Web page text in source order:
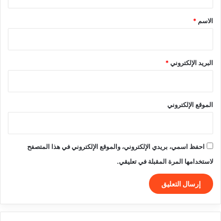
*
الاسم *
البريد الإلكتروني*
الموقع الإلكتروني
احفظ اسمي، بريدي الإلكتروني، والموقع الإلكتروني في هذا المتصفح
لاستخدامها المرة المقبلة في تعليقي.